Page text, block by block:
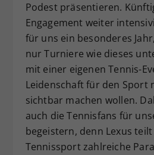
Podest präsentieren.
Engagement weiter
für uns ein besonderes
nur Turniere wie dieses
mit einer eigenen Tennis-
Leidenschaft für den Sport
sichtbar machen wollen.
auch die Tennisfans für
begeistern, denn Lexus
Tennissport zahlreiche